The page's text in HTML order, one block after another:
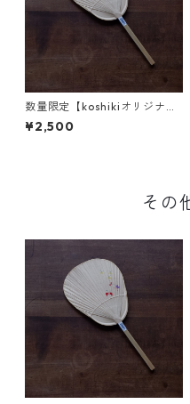
数量限定【koshikiオリジナ
ル】うちわ(小) -蝶a-
¥2,500
その